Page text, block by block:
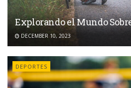
Explorando el Mundo
DECEMBER 10, 2023
DEPORTES